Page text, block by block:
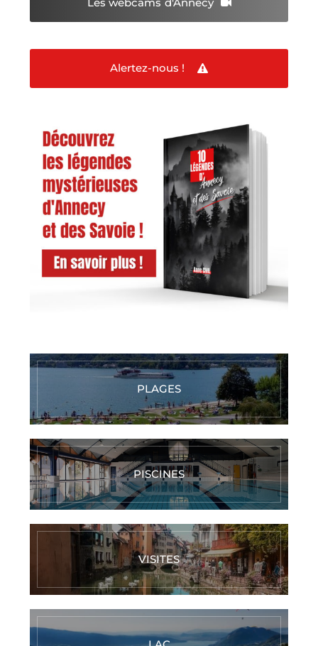
Alertez-nous !
PLAGES
PISCINES
VISITES